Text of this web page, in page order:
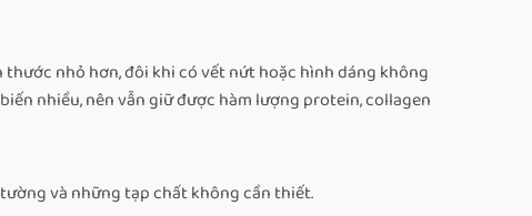
nhỏ hơn, đôi khi có vết nứt hoặc hình dáng không
nhiều, nên vẫn giữ được hàm lượng protein, collagen
và những tạp chất không cần thiết.